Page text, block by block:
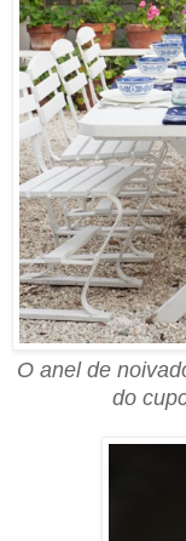
O anel de
do